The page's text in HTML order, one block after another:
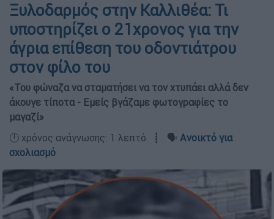
Ξυλοδαρμός στην Καλλιθέα: Τι
υποστηρίζει ο 21χρονος για την
άγρια επίθεση του οδοντιάτρου
στον φίλο του
«Του φώναζα να σταματήσει να τον χτυπάει αλλά δεν
άκουγε τίποτα - Εμείς βγάζαμε φωτογραφίες το
μαγαζί»
🕛 χρόνος ανάγνωσης: 1 λεπτό ┋ 🗣️ Ανοικτό για
σχολιασμό